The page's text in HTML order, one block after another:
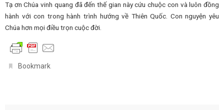
Tạ ơn Chúa vinh quang đã đến thế gian này cứu chuộc con và luôn đồng
hành với con trong hành trình hướng về Thiên Quốc. Con nguyện yêu
Chúa hơn mọi điều trọn cuộc đời.
Bookmark